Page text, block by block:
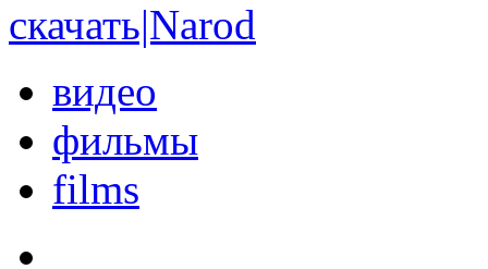
скачать|Narod
видео
фильмы
films